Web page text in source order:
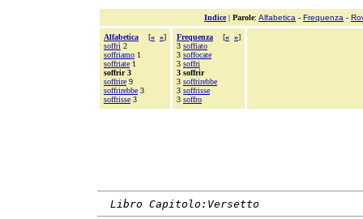
Indice| Parole: Alfabetica - Frequenza -
Alfabetica [« »]
soffrì 2
soffriamo 1
soffriate 1
soffrir 3
soffrire 9
soffrirebbe 3
soffrisse 3
Frequenza [« »]
3 soffiato
3 soffocate
3 soffri
3 soffrir
3 soffrirebbe
3 soffrisse
3 soffro
Libro Capitolo:Versetto